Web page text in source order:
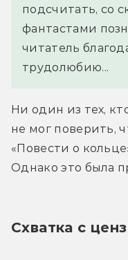
подсчитать, со
фантастами
читатель
трудолюбию...
Ни один из тех,
не мог поверить,
«Повести о
Однако это была
Схватка с